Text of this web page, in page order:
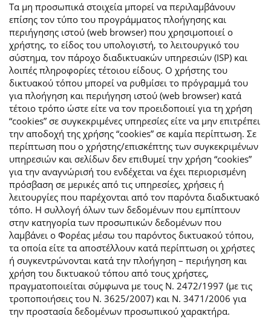
Τα μη προσωπικά στοιχεία μπορεί να περιλαμβάνουν
επίσης τον τύπο του προγράμματος πλοήγησης και
περιήγησης ιστού (web browser) που χρησιμοποιεί ο
χρήστης, το είδος του υπολογιστή, το λειτουργικό του
σύστημα, τον πάροχο διαδικτυακών υπηρεσιών (ISP) και
λοιπές πληροφορίες τέτοιου είδους. Ο χρήστης του
δικτυακού τόπου μπορεί να ρυθμίσει το πρόγραμμά του
για πλοήγηση και περιήγηση ιστού (web browser) κατά
τέτοιο τρόπο ώστε είτε να τον προειδοποιεί για τη χρήση
“cookies” σε συγκεκριμένες υπηρεσίες είτε να μην επιτρέπει
την αποδοχή της χρήσης “cookies” σε καμία περίπτωση. Σε
περίπτωση που ο χρήστης/επισκέπτης των συγκεκριμένων
υπηρεσιών και σελίδων δεν επιθυμεί την χρήση “cookies”
για την αναγνώρισή του ενδέχεται να έχει περιορισμένη
πρόσβαση σε μερικές από τις υπηρεσίες, χρήσεις ή
λειτουργίες που παρέχονται από τον παρόντα διαδικτυακό
τόπο. Η συλλογή όλων των δεδομένων που εμπίπτουν
στην κατηγορία των προσωπικών δεδομένων που
λαμβάνει ο Φορέας μέσω του παρόντος δικτυακού τόπου,
τα οποία είτε τα αποστέλλουν κατά περίπτωση οι χρήστες
ή συγκεντρώνονται κατά την πλοήγηση – περιήγηση και
χρήση του δικτυακού τόπου από τους χρήστες,
πραγματοποιείται σύμφωνα με τους Ν. 2472/1997 (με τις
τροποποιήσεις του Ν. 3625/2007) και Ν. 3471/2006 για
την προστασία δεδομένων προσωπικού χαρακτήρα.